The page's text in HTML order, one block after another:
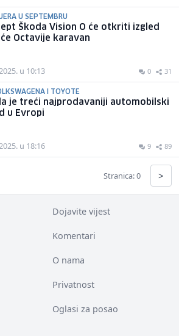
U SEPTEMBRU
Škoda Vision O će otkriti izgled
Octavije karavan
u 10:13 0 31
I TOYOTE
je treći najprodavaniji automobilski
u Evropi
u 18:16 9 89
Stranica: 0 >
Dojavite vijest
Komentari
O nama
Privatnost
Oglasi za posao